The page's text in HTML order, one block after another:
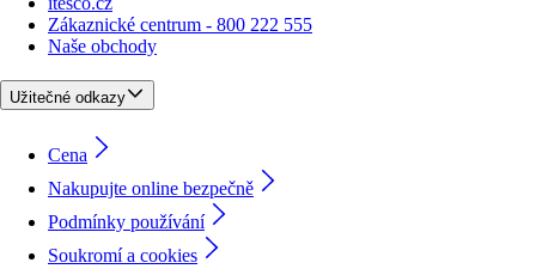
Zákaznické centrum - 800 222 555
Naše obchody
Užitečné odkazy
Cena
Nakupujte online bezpečně
Podmínky používání
Soukromí a cookies